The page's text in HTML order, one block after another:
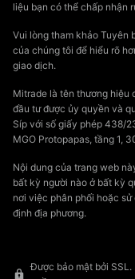
liệu bạn có thể chấp nhận
Vui lòng tham khảo Tuyên
của chúng tôi để hiểu rõ
giao dịch.
Mitrade là tên thương hiệu
đầu tư được ủy quyền và
Síp với số giấy phép 438/
MGO Protopapas, tầng 1,
Nội dung của trang web
bất kỳ người nào ở bất kỳ
nơi việc phân phối hoặc
định địa phương.
Được bảo mật bởi